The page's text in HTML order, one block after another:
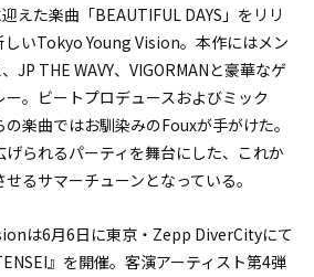
えた楽曲「BEAUTIFUL DAYS」をリリ
しいTokyo Young Vision。本作にはメン
JP THE WAVY、VIGORMANと豪華なゲ
。ビートプロデュースおよびミック
楽曲ではお馴染みのFouxが手がけた。
られるパーティを舞台にした、これか
るサマーチューンとなっている。
は6月6日に東京・Zepp DiverCityにて
』を開催。客演アーティスト第4弾